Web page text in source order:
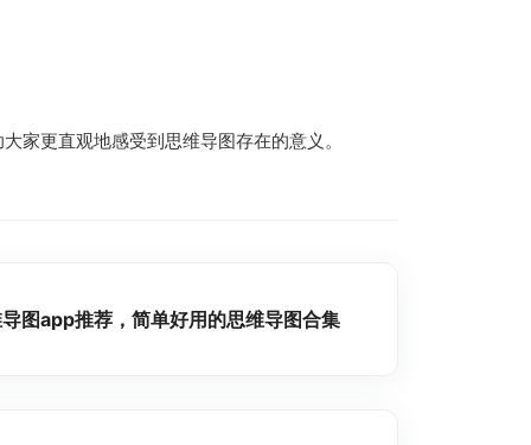
家更直观地感受到思维导图存在的意义。
图app推荐，简单好用的思维导图合集